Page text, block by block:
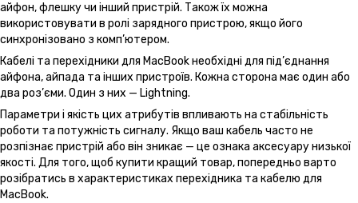
айфон, флешку чи інший пристрій. Також їх можна
використовувати в ролі зарядного пристрою, якщо його
синхронізовано з комп’ютером.
Кабелі та перехідники для MacBook необхідні для під’єднання
айфона, айпада та інших пристроїв. Кожна сторона має один або
два роз’єми. Один з них — Lightning.
Параметри і якість цих атрибутів впливають на стабільність
роботи та потужність сигналу. Якщо ваш кабель часто не
розпізнає пристрій або він зникає — це ознака аксесуару низької
якості. Для того, щоб купити кращий товар, попередньо варто
розібратись в характеристиках перехідника та кабелю для
MacBook.